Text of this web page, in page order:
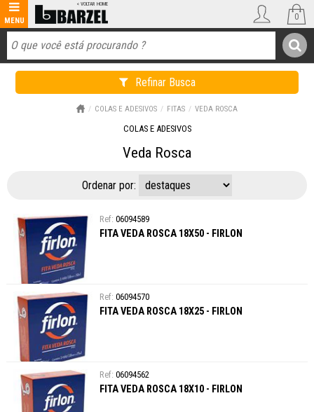
Refinar Busca
0
COLAS E ADESIVOS FITAS VEDA ROSCA
COLAS E ADESIVOS
Veda Rosca
Ordenar por:
06094589
FITA VEDA ROSCA 18X50 - FIRLON
06094570
FITA VEDA ROSCA 18X25 - FIRLON
06094562
FITA VEDA ROSCA 18X10 - FIRLON